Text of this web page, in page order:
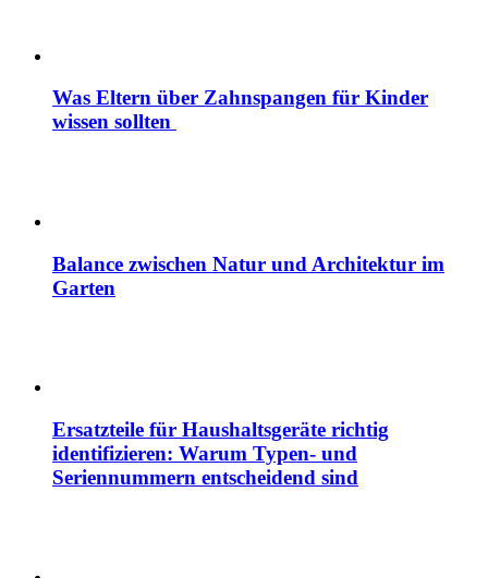
Was Eltern über Zahnspangen für Kinder
wissen sollten
Balance zwischen Natur und Architektur im
Garten
Ersatzteile für Haushaltsgeräte richtig
identifizieren: Warum Typen- und
Seriennummern entscheidend sind